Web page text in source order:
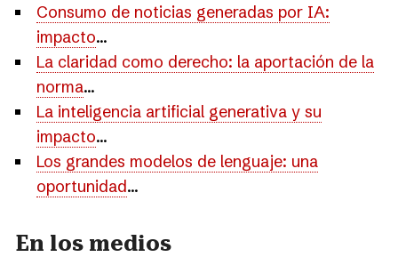
Consumo de noticias generadas por IA:
impacto...
La claridad como derecho: la aportación de la
norma...
La inteligencia artificial generativa y su
impacto...
Los grandes modelos de lenguaje: una
oportunidad...
En los medios